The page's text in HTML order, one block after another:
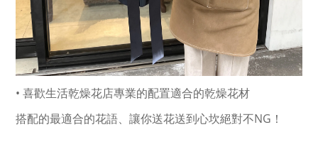
• 喜歡生活乾燥花店專業的配置適合的乾燥花材
搭配的最適合的花語、讓你送花送到心坎絕對不NG！